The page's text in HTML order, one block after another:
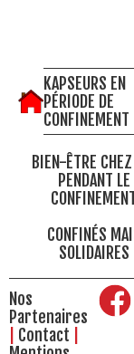
KAPSEURS EN
PÉRIODE DE
CONFINEMENT
BIEN-ÊTRE CHEZ
PENDANT LE
CONFINÉS
SOLIDAIRES
Nos
Partenaires
Contact